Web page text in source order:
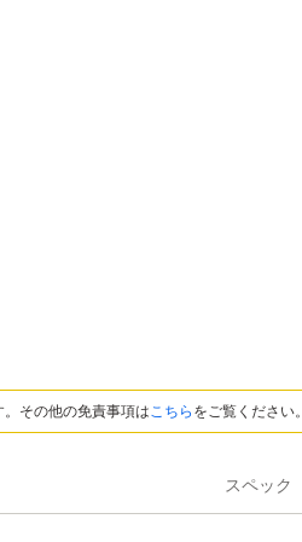
その他の免責事項はこちら をご覧ください。
スペック